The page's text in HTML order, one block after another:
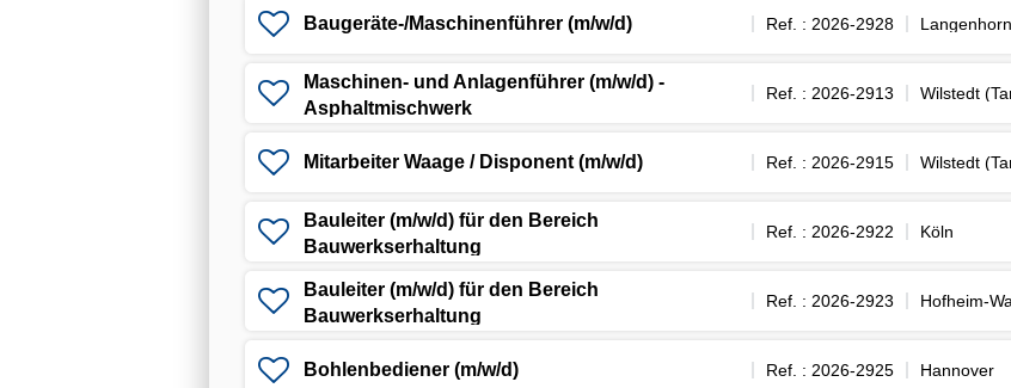
Baugeräte-/Maschinenführer (m/w/d) Ref. : 2026-2928 Langenhorn
Maschinen- und Anlagenführer (m/w/d) -
Asphaltmischwerk
Ref. : 2026-2913 Wilstedt
Mitarbeiter Waage / Disponent (m/w/d) Ref. : 2026-2915 Wilstedt
Bauleiter (m/w/d) für den Bereich
Bauwerkserhaltung
Ref. : 2026-2922 Köln
Bauleiter (m/w/d) für den Bereich
Bauwerkserhaltung
Ref. : 2026-2923 Hofheim-
Bohlenbediener (m/w/d) Ref. : 2026-2925 Hannover